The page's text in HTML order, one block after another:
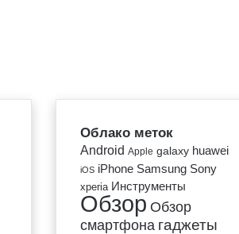
Облако меток
Android Apple galaxy huawei
iOS iPhone Samsung Sony
xperia Инструменты
Обзор Обзор
смартфона гаджеты